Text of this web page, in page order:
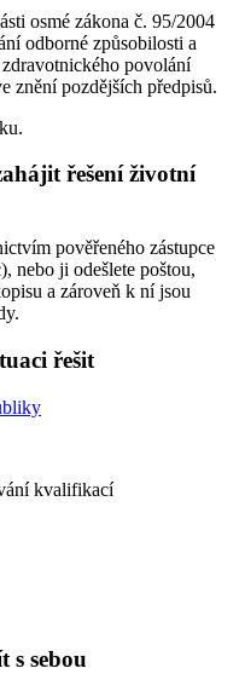
osmé zákona č. 95/2004
odborné způsobilosti a
povolání
znění pozdějších předpisů.
řešení životní
pověřeného zástupce
nebo ji odešlete poštou,
a zároveň k ní jsou
řešit
kvalifikací
s sebou